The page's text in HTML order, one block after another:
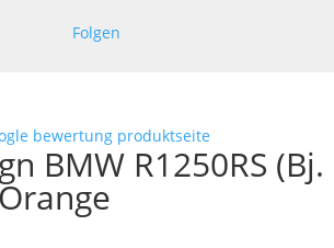
Folgen
BMW R1250RS (Bj.